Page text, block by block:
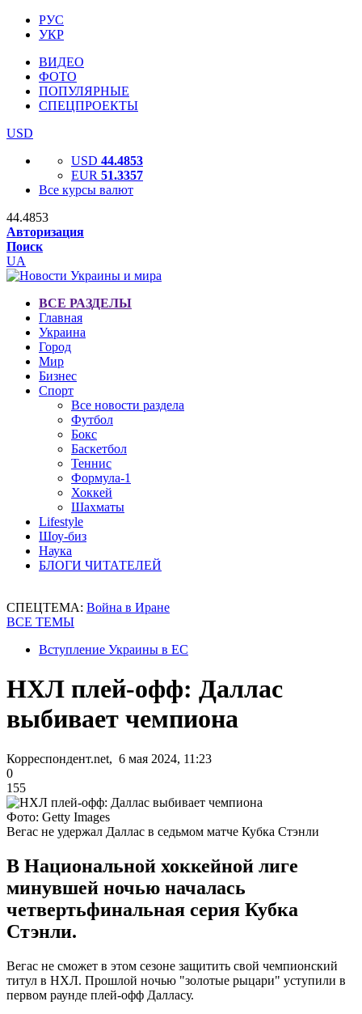
РУС
УКР
ВИДЕО
ФОТО
ПОПУЛЯРНЫЕ
СПЕЦПРОЕКТЫ
USD
USD 44.4853
EUR 51.3357
Все курсы валют
44.4853
Авторизация
Поиск
UA
ВСЕ РАЗДЕЛЫ
Главная
Украина
Город
Мир
Бизнес
Спорт
Все новости раздела
Футбол
Бокс
Баскетбол
Теннис
Формула-1
Хоккей
Шахматы
Lifestyle
Шоу-биз
Наука
БЛОГИ ЧИТАТЕЛЕЙ
СПЕЦТЕМА: Война в Иране
ВСЕ ТЕМЫ
Вступление Украины в ЕС
НХЛ плей-офф: Даллас
выбивает чемпиона
Корреспондент.net, 6 мая 2024, 11:23
0
155
Фото: Getty Images
Вегас не удержал Даллас в седьмом матче Кубка Стэнли
В Национальной хоккейной лиге
минувшей ночью началась
четвертьфинальная серия Кубка
Стэнли.
Вегас не сможет в этом сезоне защитить свой чемпионский
титул в НХЛ. Прошлой ночью "золотые рыцари" уступили в
первом раунде плей-офф Далласу.